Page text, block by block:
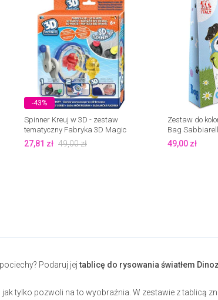
-43%
Spinner Kreuj w 3D - zestaw
tematyczny Fabryka 3D Magic
Epee
27,81 zł 49,00zł
Zestaw do
Bag
49,00 zł
Podaruj jejtablicę do rysowania światłem
jak tylko pozwoli na to wyobraźnia. W zestawie z tablicą